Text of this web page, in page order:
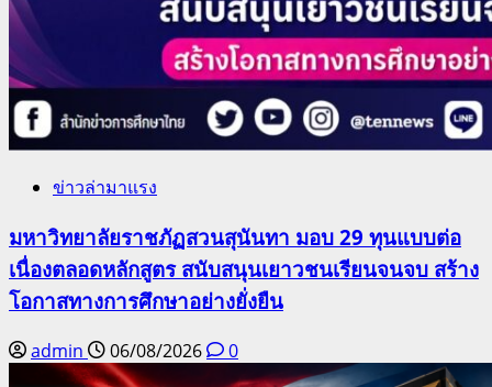
ข่าวล่ามาแรง
มหาวิทยาลัยราชภัฏสวนสุนันทา มอบ 29 ทุนแบบต่อ
เนื่องตลอดหลักสูตร สนับสนุนเยาวชนเรียนจนจบ สร้าง
โอกาสทางการศึกษาอย่างยั่งยืน
admin 06/08/2026 0